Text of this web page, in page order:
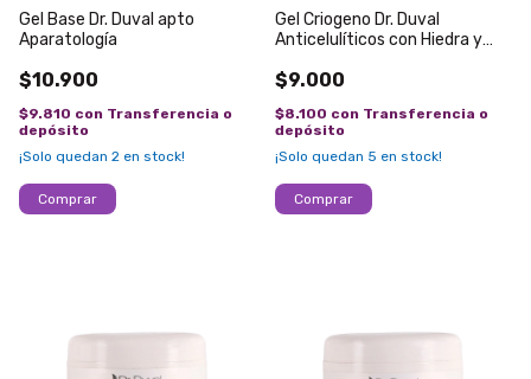
Gel Base Dr. Duval apto
Aparatología
$10.900
$9.810 con Transferencia o
depósito
¡Solo quedan 2 en stock!
Comprar
Gel Criogeno Dr. Duval
Anticelulíticos con Hiedra y
$9.000
$8.100 con Transferencia o
depósito
¡Solo quedan 5 en stock!